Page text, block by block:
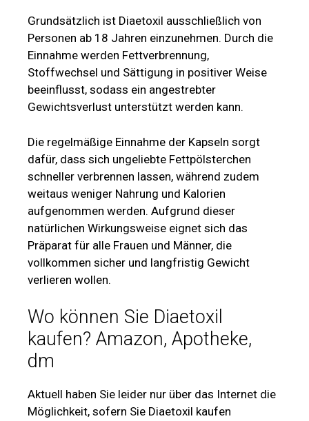
Grundsätzlich ist Diaetoxil ausschließlich von
Personen ab 18 Jahren einzunehmen. Durch die
Einnahme werden Fettverbrennung,
Stoffwechsel und Sättigung in positiver Weise
beeinflusst, sodass ein angestrebter
Gewichtsverlust unterstützt werden kann.
Die regelmäßige Einnahme der Kapseln sorgt
dafür, dass sich ungeliebte Fettpölsterchen
schneller verbrennen lassen, während zudem
weitaus weniger Nahrung und Kalorien
aufgenommen werden. Aufgrund dieser
natürlichen Wirkungsweise eignet sich das
Präparat für alle Frauen und Männer, die
vollkommen sicher und langfristig Gewicht
verlieren wollen.
Wo können Sie Diaetoxil
kaufen? Amazon, Apotheke,
dm
Aktuell haben Sie leider nur über das Internet die
Möglichkeit, sofern Sie Diaetoxil kaufen